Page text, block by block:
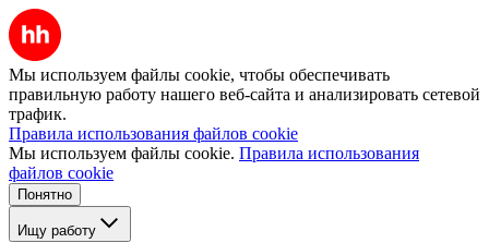
Мы используем файлы cookie, чтобы обеспечивать
правильную работу нашего веб-сайта и анализировать сетевой
трафик.
Правила использования файлов cookie
Мы используем файлы cookie. Правила использования
файлов cookie
Понятно
Ищу работу